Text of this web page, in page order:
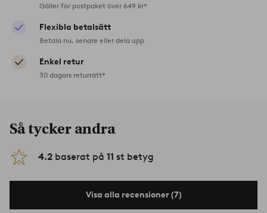
Gäller för postpaket över 649 kr*
Flexibla betalsätt
Betala nu, senare eller dela upp
Enkel retur
30 dagars returrätt*
Så tycker andra
4.2 baserat på 11 st betyg
Visa alla recensioner (7)